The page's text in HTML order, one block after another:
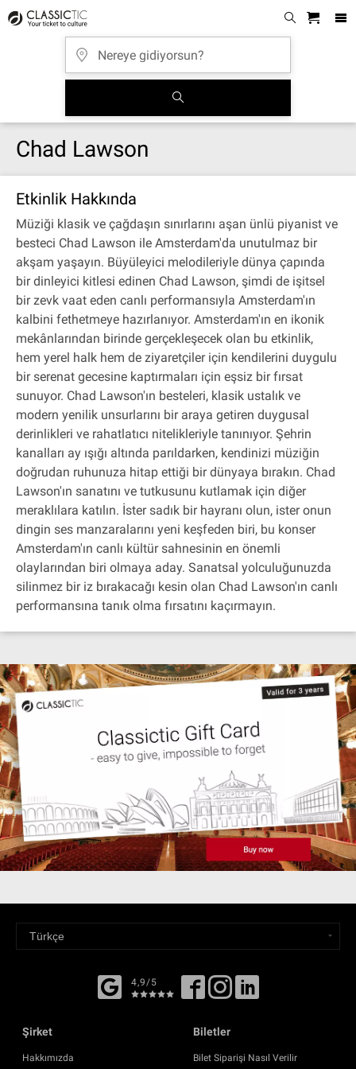
Chad Lawson
Etkinlik Hakkında
Müziği klasik ve çağdaşın sınırlarını aşan ünlü piyanist ve
besteci Chad Lawson ile Amsterdam'da unutulmaz bir
akşam yaşayın. Büyüleyici melodileriyle dünya çapında
bir dinleyici kitlesi edinen Chad Lawson, şimdi de işitsel
bir zevk vaat eden canlı performansıyla Amsterdam'ın
kalbini fethetmeye hazırlanıyor. Amsterdam'ın en ikonik
mekânlarından birinde gerçekleşecek olan bu etkinlik,
hem yerel halk hem de ziyaretçiler için kendilerini duygulu
bir serenat gecesine kaptırmaları için eşsiz bir fırsat
sunuyor. Chad Lawson'ın besteleri, klasik ustalık ve
modern yenilik unsurlarını bir araya getiren duygusal
derinlikleri ve rahatlatıcı nitelikleriyle tanınıyor. Şehrin
kanalları ay ışığı altında parıldarken, kendinizi müziğin
doğrudan ruhunuza hitap ettiği bir dünyaya bırakın. Chad
Lawson'ın sanatını ve tutkusunu kutlamak için diğer
meraklılara katılın. İster sadık bir hayranı olun, ister onun
dingin ses manzaralarını yeni keşfeden biri, bu konser
Amsterdam'ın canlı kültür sahnesinin en önemli
olaylarından biri olmaya aday. Sanatsal yolculuğunuzda
silinmez bir iz bırakacağı kesin olan Chad Lawson'ın canlı
performansına tanık olma fırsatını kaçırmayın.
4,9/5
Şirket
Hakkımızda
Biletler
Bilet Siparişi Nasıl Verilir